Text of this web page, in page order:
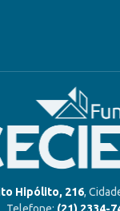
Hipólito, 216,
Telefone: (21) 2334-